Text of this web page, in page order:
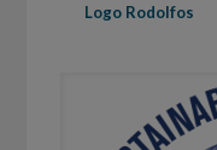
Logo Rodolfos